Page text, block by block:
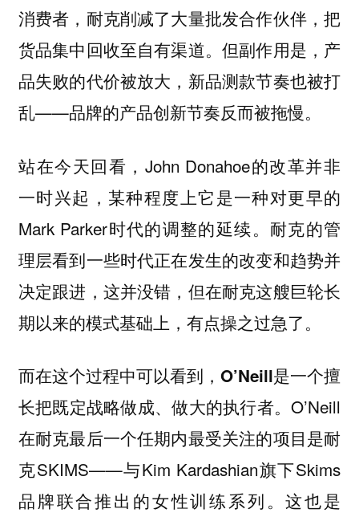
消费者，耐克削减了大量批发合作伙伴，把
货品集中回收至自有渠道。但副作用是，产
品失败的代价被放大，新品测款节奏也被打
乱——品牌的产品创新节奏反而被拖慢。
站在今天回看，John Donahoe的改革并非
一时兴起，某种程度上它是一种对更早的
Mark Parker时代的调整的延续。耐克的管
理层看到一些时代正在发生的改变和趋势并
决定跟进，这并没错，但在耐克这艘巨轮长
期以来的模式基础上，有点操之过急了。
而在这个过程中可以看到，O’Neill是一个擅
长把既定战略做成、做大的执行者。O’Neill
在耐克最后一个任期内最受关注的项目是耐
克SKIMS——与Kim Kardashian旗下Skims
品牌联合推出的女性训练系列。这也是